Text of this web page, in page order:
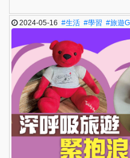
2024-05-16#生活 #學習 #旅遊